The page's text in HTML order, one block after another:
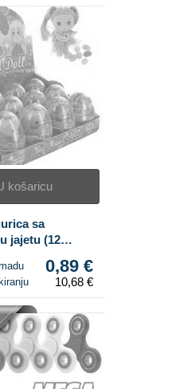
košaricu
sa
jajetu (12
0,89 €
10,68 €